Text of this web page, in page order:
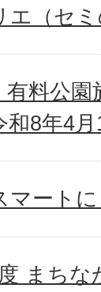
（セミ
有料公
和8年4月
マート
まちな